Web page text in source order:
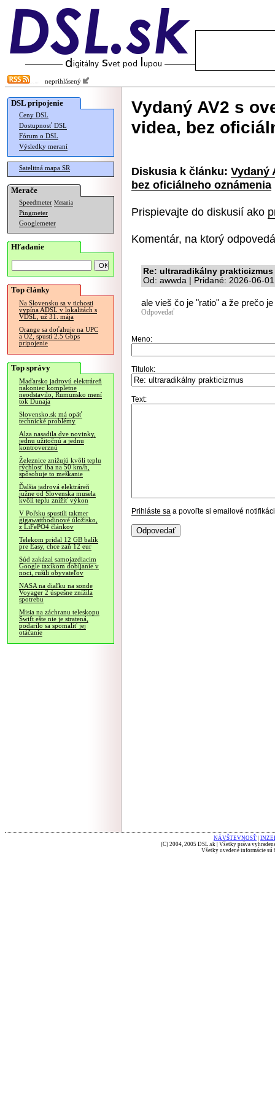
neprihlásený
DSL pripojenie
Ceny DSL
Dostupnosť DSL
Fórum o DSL
Výsledky meraní
Satelitná mapa SR
Merače
Speedmeter Merania
Pingmeter
Googlemeter
Hľadanie
Top články
Na Slovensku sa v tichosti
vypína ADSL v lokalitách s
VDSL, už 31. mája
Orange sa doťahuje na UPC
a O2, spustí 2.5 Gbps
pripojenie
Top správy
Maďarsko jadrovú elektráreň
nakoniec kompletne
neodstavilo, Rumunsko mení
tok Dunaja
Slovensko.sk má opäť
technické problémy
Alza nasadila dve novinky,
jednu užitočnú a jednu
kontroverznú
Železnice znižujú kvôli teplu
rýchlosť iba na 50 km/h,
spôsobuje to meškanie
Ďalšia jadrová elektráreň
južne od Slovenska musela
kvôli teplu znížiť výkon
V Poľsku spustili takmer
gigawatthodinové úložisko,
z LiFePO4 článkov
Telekom pridal 12 GB balík
pre Easy, chce zaň 12 eur
Súd zakázal samojazdiacim
Google taxíkom dobíjanie v
noci, rušili obyvateľov
NASA na diaľku na sonde
Voyager 2 úspešne znížila
spotrebu
Misia na záchranu teleskopu
Swift ešte nie je stratená,
podarilo sa spomaliť jej
otáčanie
Vydaný AV2 s
videa, bez
Diskusia k článku: Vydaný
bez oficiálneho oznámenia
Prispievajte do diskusií ako
Komentár, na ktorý
Re: ultraradikálny prakticizmus
Od: awwda | Pridané: 2026-06-
ale vieš čo je "ratio" a že prečo
Odpovedať
Meno:
Titulok:
Text:
Prihláste sa a povoľte si emailové
NÁVŠTEVNOSŤ
(C) 2004, 2005 DSL.sk | Všetky práva
Všetky uvedené informácie sú